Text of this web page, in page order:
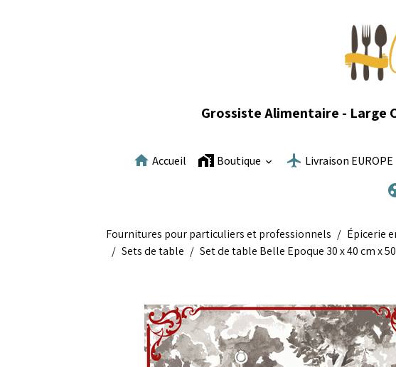
Grossiste Alimentaire - Large
Accueil Boutique Livraison EUROPE
Fournitures pour particuliers et professionnels Épicerie
Sets de table
Set de table Belle Epoque 30 x 40 cm x